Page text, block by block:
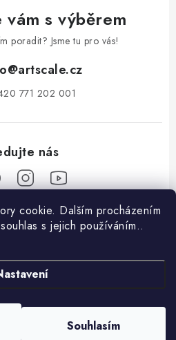
cookie. Dalším procházením
s jejich používáním..
Souhlasím
vám s výběrem
poradit? Jsme tu pro vás!
@artscale.cz
771 202 001​
. Všechna práva vyhrazena.